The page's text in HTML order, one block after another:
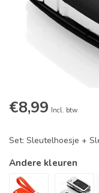
€8,99 Incl. btw
Set: Sleutelhoesje +
Andere kleuren